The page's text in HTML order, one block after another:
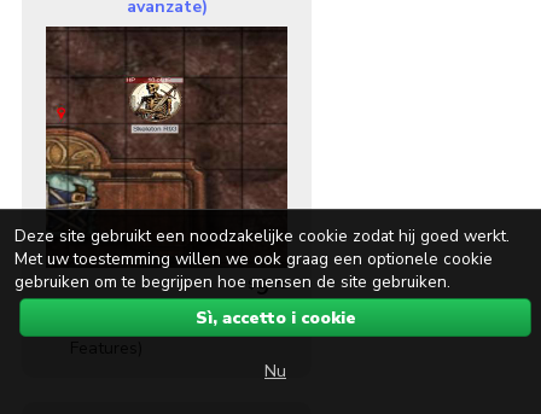
avanzate)
$9.75
Map Maker (Advanced
Deze site gebruikt een noodzakelijke cookie zodat hij goed werkt.
Met uw toestemming willen we ook graag een optionele cookie
gebruiken om te begrijpen hoe mensen de site gebruiken.
Sì, accetto i cookie
Nu